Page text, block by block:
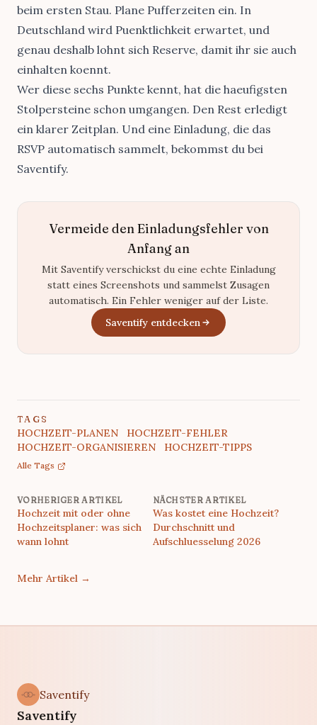
beim ersten Stau. Plane Pufferzeiten ein. In
Deutschland wird Puenktlichkeit erwartet, und
genau deshalb lohnt sich Reserve, damit ihr sie auch
einhalten koennt.
Wer diese sechs Punkte kennt, hat die haeufigsten
Stolpersteine schon umgangen. Den Rest erledigt
ein klarer Zeitplan. Und eine Einladung, die das
RSVP automatisch sammelt, bekommst du bei
Saventify.
Vermeide den Einladungsfehler von
Anfang an
Mit Saventify verschickst du eine echte Einladung
statt eines Screenshots und sammelst Zusagen
automatisch. Ein Fehler weniger auf der Liste.
Saventify entdecken
TAGS
HOCHZEIT-PLANEN
HOCHZEIT-FEHLER
HOCHZEIT-ORGANISIEREN
HOCHZEIT-TIPPS
Alle Tags
VORHERIGER ARTIKEL
Hochzeit mit oder ohne
Hochzeitsplaner: was sich
wann lohnt
NÄCHSTER ARTIKEL
Was kostet eine Hochzeit?
Durchschnitt und
Aufschluesselung 2026
Mehr Artikel →
Saventify
Saventify